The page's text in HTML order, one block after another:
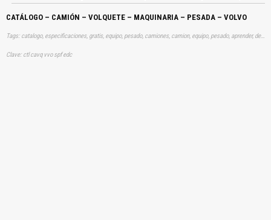
CATÁLOGO – CAMIÓN – VOLQUETE – MAQUINARIA – PESADA – VOLVO
Tags: catalogo, especificaciones, gratis, equipo, pesado, camiones, camion, equipo, pesado, aprender, descargas
Clave: ctl cavq vvo spf edc